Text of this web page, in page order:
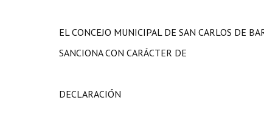
EL CONCEJO MUNICIPAL DE SAN CARLOS DE
SANCIONA CON CARÁCTER DE
DECLARACIÓN